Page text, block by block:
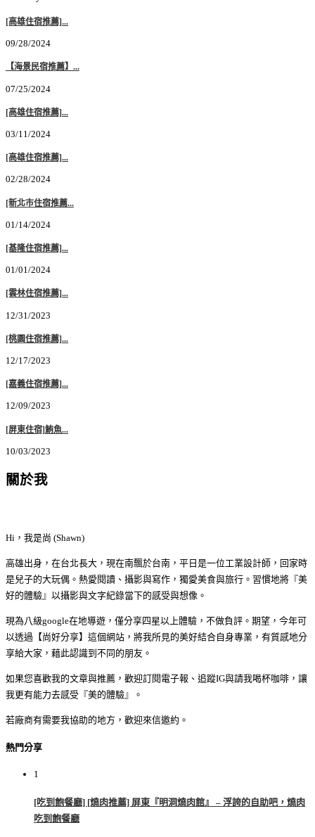
[高雄住宿推薦]...
09/28/2024
【海景民宿推薦】...
07/25/2024
[高雄住宿推薦]...
03/11/2024
[高雄住宿推薦]...
02/28/2024
[新北市住宿推薦...
01/14/2024
[基隆住宿推薦]...
01/01/2024
[雲林住宿推薦]...
12/31/2023
[桃園住宿推薦]...
12/17/2023
[嘉義住宿推薦]...
12/09/2023
[屏東住宿]鮪魚...
10/03/2023
關於我
Hi，我是尚 (Shawn)
高雄出身，在台北長大，現在南飄於台南，平日是一位工業設計師，回家時
是兒子的大玩偶。熱愛閱讀、攝影與寫作，獨愛美食與旅行。習慣地將『美
好的體驗』以攝影與文字紀錄當下的感受與想像。
現為八級google在地導遊，僅分享四星以上體驗，不做負評。期望，今年可
以透過【尚好分享】這個網站，將我所見的美好結合自身專業，有質感地分
享給大家，藉此認識到不同的朋友。
如果您喜歡我的文章與推薦，歡迎訂閱電子報、追蹤IG與請我喝杯咖啡，讓
我更有能力去感受『美的體驗』。
若廠商有需要我協助的地方，歡迎來信邀約。
熱門分享
1
[吃到飽餐廳] [燒肉推薦] 屏東『明洞燒肉館』 – 浮誇的自助吧，燒肉
吃到飽餐廳